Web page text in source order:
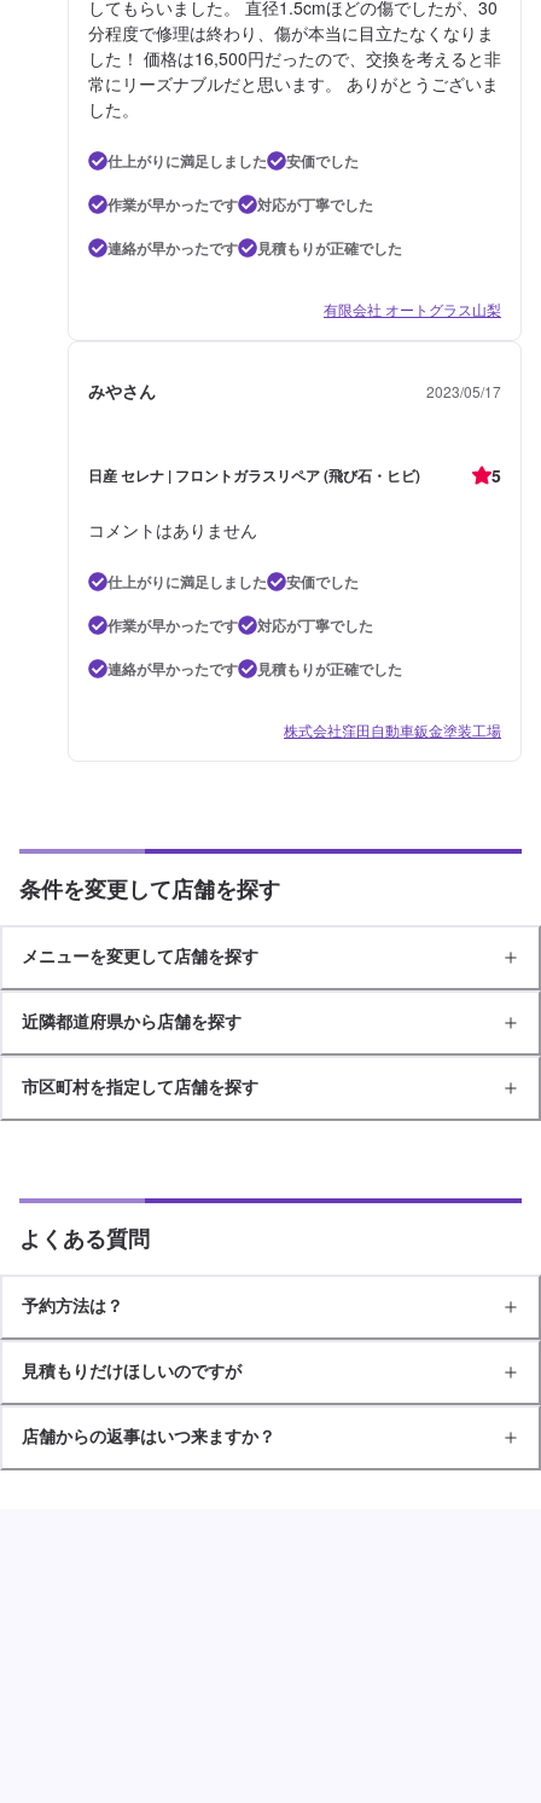
してもらいました。 直径1.5cmほどの傷でしたが、30
分程度で修理は終わり、傷が本当に目立たなくなりま
した！ 価格は16,500円だったので、交換を考えると非
常にリーズナブルだと思います。 ありがとうございま
した。
仕上がりに満足しました
安価でした
作業が早かったです
対応が丁寧でした
連絡が早かったです
見積もりが正確でした
有限会社 オートグラス山梨
みやさん 2023/05/17
日産 セレナ | フロントガラスリペア (飛び石・ヒビ) 5
コメントはありません
仕上がりに満足しました
安価でした
作業が早かったです
対応が丁寧でした
連絡が早かったです
見積もりが正確でした
株式会社窪田自動車鈑金塗装工場
条件を変更して店舗を探す
メニューを変更して店舗を探す
近隣都道府県から店舗を探す
市区町村を指定して店舗を探す
よくある質問
予約方法は？
見積もりだけほしいのですが
店舗からの返事はいつ来ますか？